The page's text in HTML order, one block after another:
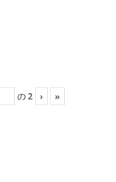
の2 › »